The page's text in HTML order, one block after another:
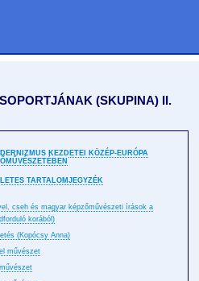
(SKUPINA) II.
KEZDETEI KÖZÉP-EURÓPA
TARTALOMJEGYZÉK
cseh és magyar képzőművészeti írások a
korából)
(Kopócsy Anna)
művészet